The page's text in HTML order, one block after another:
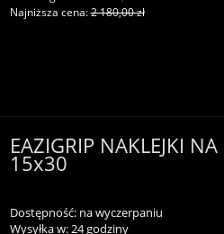
Najniższa cena:2 180,00 zł
EAZIGRIP NAKLEJKI
15x30
Dostępność: na wyczerpaniu
Wysyłka w:24 godziny